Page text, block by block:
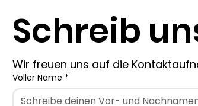
Schreib
Wir freuen uns auf die
Voller Name *